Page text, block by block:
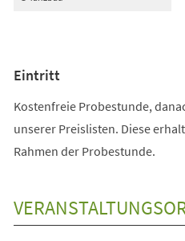
Eintritt
Kostenfreie Probestunde,
unserer Preislisten. Diese
Rahmen der Probestunde.